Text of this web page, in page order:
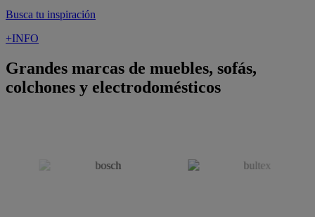
Busca tu inspiración
+INFO
Grandes marcas de muebles, sofás,
colchones y electrodomésticos